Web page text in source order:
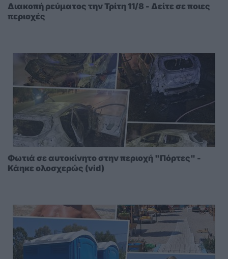
Διακοπή ρεύματος την Τρίτη 11/8 - Δείτε σε ποιες
περιοχές
Φωτιά σε αυτοκίνητο στην περιοχή "Πόρτες" -
Κάηκε ολοσχερώς (vid)